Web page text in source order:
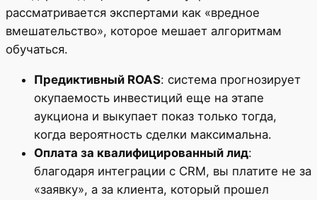
рассматривается экспертами как «вредное
вмешательство», которое мешает алгоритмам
обучаться.
Предиктивный ROAS: система прогнозирует
окупаемость инвестиций еще на этапе
аукциона и выкупает показ только тогда,
когда вероятность сделки максимальна.
Оплата за квалифицированный лид:
благодаря интеграции с CRM, вы платите не за
«заявку», а за клиента, который прошел